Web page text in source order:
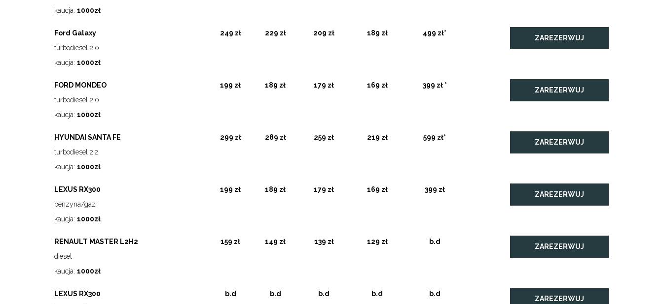
kaucja: 1000zł
Ford Galaxy
turbodiesel 2.0
kaucja: 1000zł
249 zł 229 zł 209 zł 189 zł 499 zł*
ZAREZERWUJ
FORD MONDEO
turbodiesel 2.0
kaucja: 1000zł
199 zł 189 zł 179 zł 169 zł 399 zł *
ZAREZERWUJ
HYUNDAI SANTA FE
turbodiesel 2.2
kaucja: 1000zł
299 zł 289 zł 259 zł 219 zł 599 zł*
ZAREZERWUJ
LEXUS RX300
benzyna/gaz
kaucja: 1000zł
199 zł 189 zł 179 zł 169 zł 399 zł
ZAREZERWUJ
RENAULT MASTER L2H2
diesel
kaucja: 1000zł
159 zł 149 zł 139 zł 129 zł b.d
ZAREZERWUJ
LEXUS RX300
b.d b.d b.d b.d b.d
ZAREZERWUJ